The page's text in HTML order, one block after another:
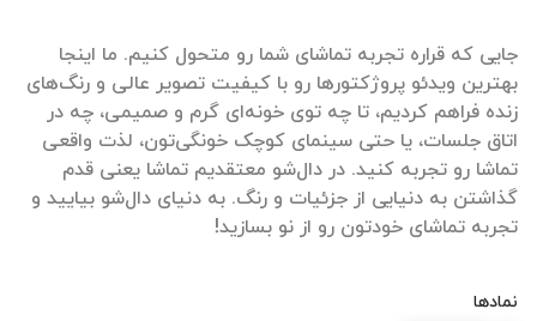
جایی که قراره تجربه تماشای شما رو متحول کنیم. ما اینجا
بهترین ویدئو پروژکتورها رو با کیفیت تصویر عالی و رنگ‌های
زنده فراهم کردیم، تا چه توی خونه‌ای گرم و صمیمی، چه در
اتاق جلسات، یا حتی سینمای کوچک خونگی‌تون، لذت واقعی
تماشا رو تجربه کنید. در دال‌شو معتقدیم تماشا یعنی قدم
گذاشتن به دنیایی از جزئیات و رنگ. به دنیای دال‌شو بیایید و
تجربه تماشای خودتون رو از نو بسازید!
نمادها